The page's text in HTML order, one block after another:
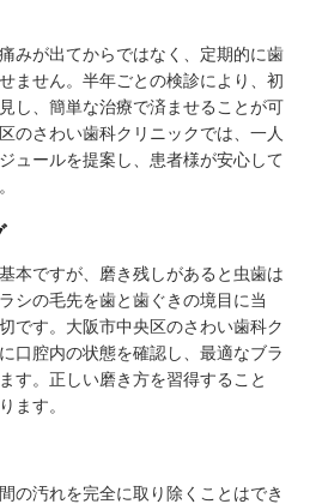
みが出てからではなく、定期的に歯
ません。半年ごとの検診により、初
し、簡単な治療で済ませることが可
のさわい歯科クリニックでは、一人
ュールを提案し、患者様が安心して
本ですが、磨き残しがあると虫歯は
シの毛先を歯と歯ぐきの境目に当
です。大阪市中央区のさわい歯科ク
口腔内の状態を確認し、最適なブラ
す。正しい磨き方を習得すること
ます。
の汚れを完全に取り除くことはでき